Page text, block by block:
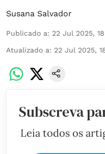
Susana Salvador
Publicado a: 22 Jul 2025,
Atualizado a: 22 Jul 2025,
Subscreva
Leia todos os